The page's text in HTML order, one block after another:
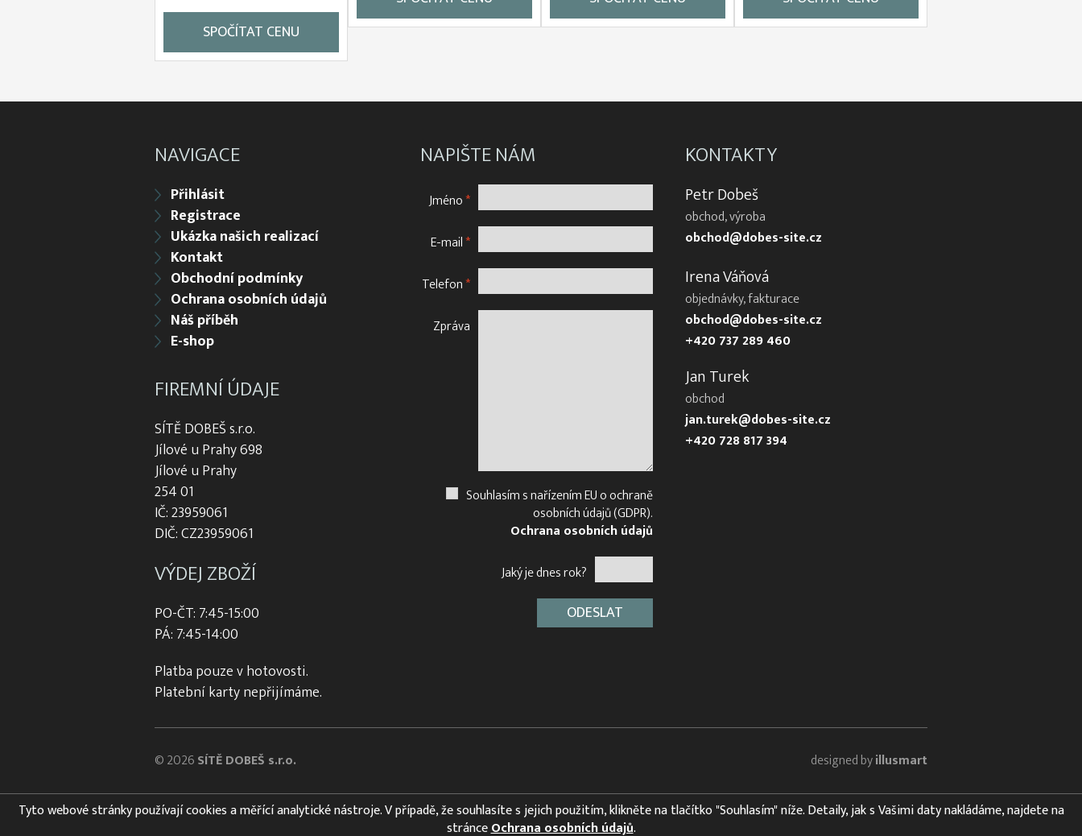
SPOČÍTAT CENU
NAVIGACE
Přihlásit
Registrace
Ukázka našich realizací
Kontakt
Obchodní podmínky
Ochrana osobních údajů
Náš příběh
E-shop
FIREMNÍ ÚDAJE
SÍTĚ DOBEŠ s.r.o.
Jílové u Prahy 698
Jílové u Prahy
254 01
IČ: 23959061
DIČ: CZ23959061
VÝDEJ ZBOŽÍ
PO-ČT: 7:45-15:00
PÁ: 7:45-14:00
Platba pouze v hotovosti.
Platební karty nepřijímáme.
NAPIŠTE NÁM
Jméno*
E-mail*
Telefon*
Zpráva
Souhlasím s nařízením EU o ochraně
osobních údajů (GDPR).
Ochrana osobních údajů
Jaký je dnes rok?
KONTAKTY
Petr Dobeš
obchod, výroba
obchod@dobes-site.cz
Irena Váňová
objednávky, fakturace
obchod@dobes-site.cz
+420 737 289 460
Jan Turek
obchod
jan.turek@dobes-site.cz
+420 728 817 394
© 2026SÍTĚ DOBEŠ s.r.o. designed byillusmart
Tyto webové stránky používají cookies a měřící analytické nástroje. V případě, že souhlasíte s jejich použitím, klikněte na tlačítko "Souhlasím" níže. Detaily, jak s Vašimi daty nakládáme, najdete na
stránceOchrana osobních údajů.